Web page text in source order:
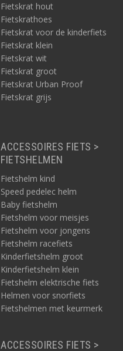
Fietskrat hout
Fietskrathoes
Fietskrat voor de kinderfiets
Fietskrat klein
Fietskrat wit
Fietskrat groot
Fietskrat Urban Proof
Fietskrat grijs
ACCESSOIRES FIETS >
FIETSHELMEN
Fietshelm kind
Speed pedelec helm
Baby fietshelm
Fietshelm voor meisjes
Fietshelm voor jongens
Fietshelm racefiets
Kinderfietshelm groot
Kinderfietshelm klein
Fietshelm elektrische fiets
Helmen voor snorfiets
Fietshelmen met keurmerk
ACCESSOIRES FIETS >